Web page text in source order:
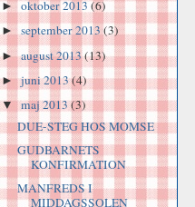
►oktober 2013(6)
►september 2013(3)
►august 2013(13)
►juni 2013(4)
▼maj 2013(3)
DUE-STEG HOS MOMSE
GUDBARNETS
KONFIRMATION
MANFREDS I
MIDDAGSSOLEN